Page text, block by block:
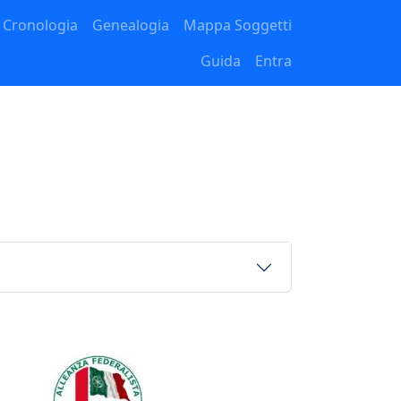
Cronologia Genealogia
Mappa Soggetti
Guida
Entra